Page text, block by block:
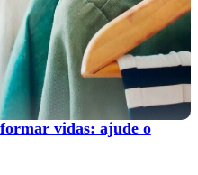
vidas: ajude o